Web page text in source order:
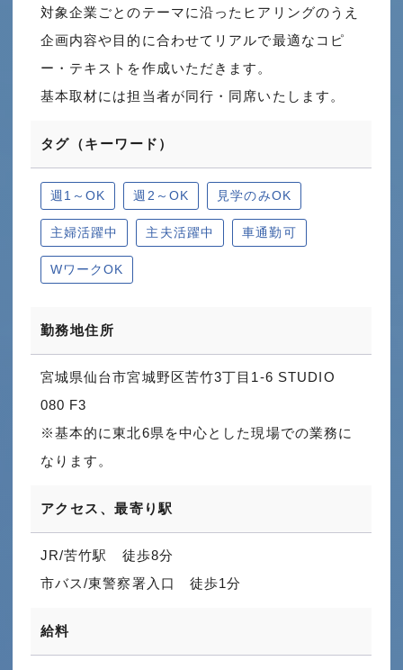
対象企業ごとのテーマに沿ったヒアリングのうえ
企画内容や目的に合わせてリアルで最適なコピ
ー・テキストを作成いただきます。
基本取材には担当者が同行・同席いたします。
タグ（キーワード）
週1～OK 週2～OK 見学のみOK
主婦活躍中 主夫活躍中 車通勤可
WワークOK
勤務地住所
宮城県仙台市宮城野区苦竹3丁目1-6 STUDIO
080 F3
※基本的に東北6県を中心とした現場での業務に
なります。
アクセス、最寄り駅
JR/苦竹駅 徒歩8分
市バス/東警察署入口 徒歩1分
給料